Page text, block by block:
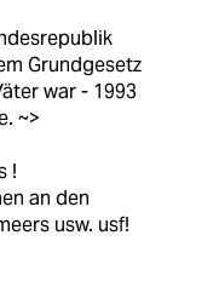
Grundgesetz
war - 1993
~>
!
an den
usw. usf!